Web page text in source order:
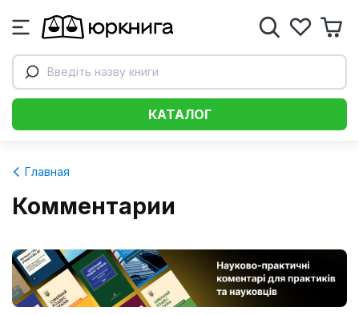
Введіть назву книги
КАТАЛОГ
Главная
Комментарии